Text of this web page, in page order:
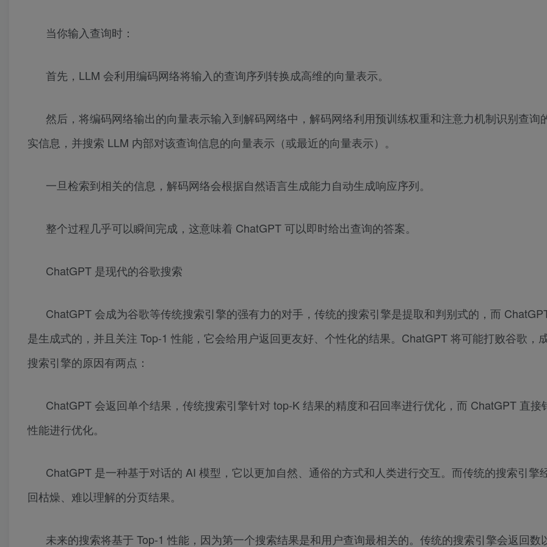
当你输入查询时：
首先，LLM 会利用编码网络将输入的查询序列转换成高维的向量表示。
然后，将编码网络输出的向量表示输入到解码网络中，解码网络利用预训练权重和注意力机制识别查询
实信息，并搜索 LLM 内部对该查询信息的向量表示（或最近的向量表示）。
一旦检索到相关的信息，解码网络会根据自然语言生成能力自动生成响应序列。
整个过程几乎可以瞬间完成，这意味着 ChatGPT 可以即时给出查询的答案。
ChatGPT 是现代的谷歌搜索
ChatGPT 会成为谷歌等传统搜索引擎的强有力的对手，传统的搜索引擎是提取和判别式的，而
是生成式的，并且关注 Top-1 性能，它会给用户返回更友好、个性化的结果。ChatGPT 将可能打败谷歌，
搜索引擎的原因有两点：
ChatGPT 会返回单个结果，传统搜索引擎针对 top-K 结果的精度和召回率进行优化，而 ChatGPT 直接
性能进行优化。
ChatGPT 是一种基于对话的 AI 模型，它以更加自然、通俗的方式和人类进行交互。而传统的搜索引擎
回枯燥、难以理解的分页结果。
未来的搜索将基于 Top-1 性能，因为第一个搜索结果是和用户查询最相关的。传统的搜索引擎会返回数